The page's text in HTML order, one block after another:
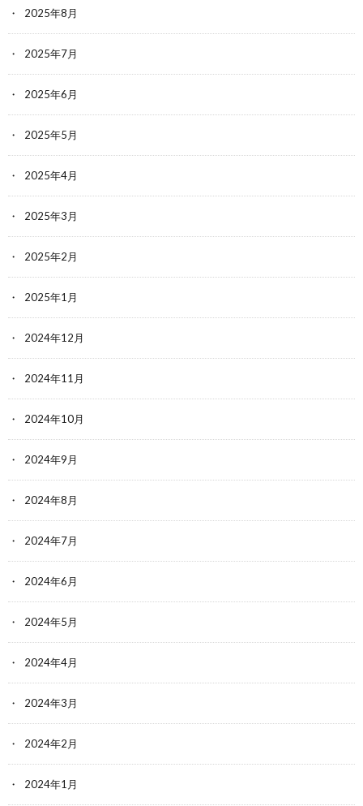
2025年8月
2025年7月
2025年6月
2025年5月
2025年4月
2025年3月
2025年2月
2025年1月
2024年12月
2024年11月
2024年10月
2024年9月
2024年8月
2024年7月
2024年6月
2024年5月
2024年4月
2024年3月
2024年2月
2024年1月